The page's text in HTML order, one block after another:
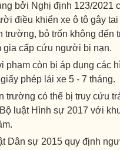
bởi Nghị định 123/2021
điều khiển xe ô tô gây tai
bỏ trốn không đến
gia cấp cứu người bị nạn.
phạm còn bị áp dụng các
phép lái xe 5 - 7 tháng.
trường có thể bị truy cứu
luật Hình sự 2017 với
Dân sự 2015 quy định